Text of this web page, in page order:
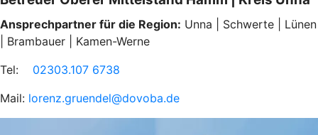
Ansprechpartner für die Region: Unna | Schwerte | Lünen
| Brambauer | Kamen-Werne
Tel: 02303.107 6738
Mail: lorenz.gruendel@dovoba.de